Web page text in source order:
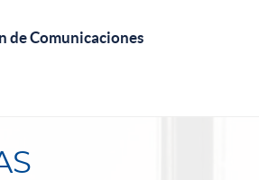
de Comunicaciones